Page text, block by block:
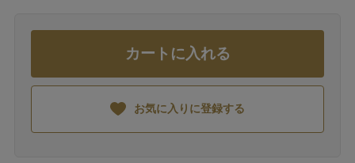
カートに入れる
お気に入りに登録する